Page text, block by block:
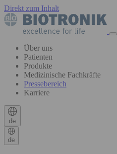
Direkt zum Inhalt
Über uns
Patienten
Produkte
Medizinische Fachkräfte
Pressebereich
Karriere
de
de